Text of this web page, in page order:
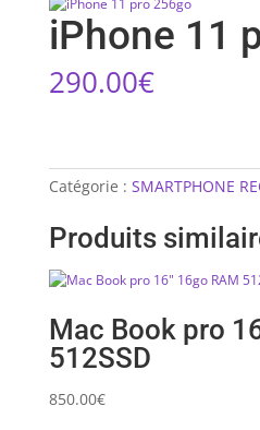
iPhone 11
290.00€
Catégorie : SMARTPHONE
Produits
Mac Book pro
512SSD
850.00€